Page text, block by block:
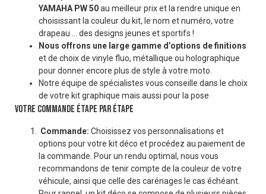
YAMAHA PW 50au meilleur prix et la rendre unique en
choisissant la couleur du kit, le nom et numéro, votre
drapeau … des designs jeunes et sportifs !
Nous offrons une large gamme d’options de finitions
et de choix de vinyle fluo, métallique ou holographique
pour donner encore plus de style à votre moto.
Notre équipe de spécialistes vous conseille dans le choix
de votre kit graphique mais aussi pour la pose
VOTRE COMMANDE ÉTAPE PAR ÉTAPE
Commande: Choisissez vos personnalisations et
options pour votre kit déco et procédez au paiement de
la commande. Pour un rendu optimal, nous vous
recommandons de tenir compte de la couleur de votre
véhicule, ainsi que celle des carénages le cas échéant.